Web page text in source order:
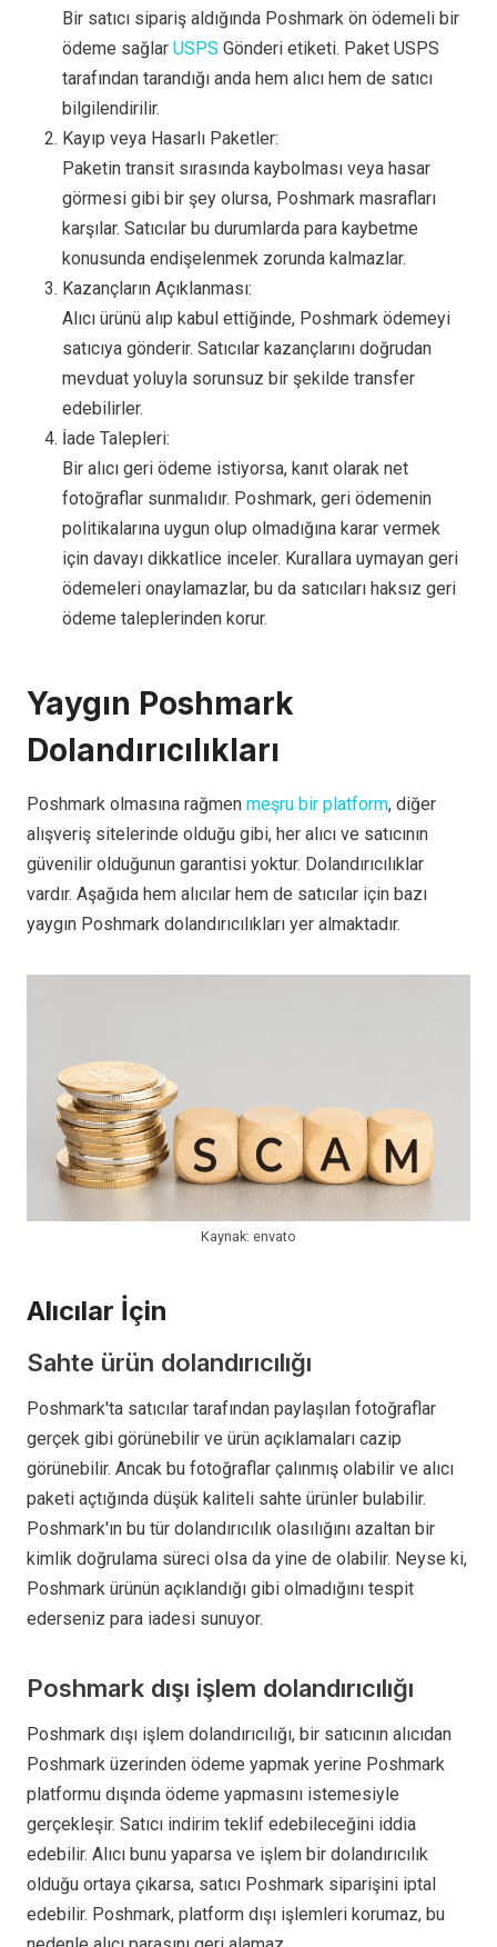
Bir satıcı sipariş aldığında Poshmark ön ödemeli bir
ödeme sağlar USPS Gönderi etiketi. Paket USPS
tarafından tarandığı anda hem alıcı hem de satıcı
bilgilendirilir.
Kayıp veya Hasarlı Paketler:
Paketin transit sırasında kaybolması veya hasar
görmesi gibi bir şey olursa, Poshmark masrafları
karşılar. Satıcılar bu durumlarda para kaybetme
konusunda endişelenmek zorunda kalmazlar.
Kazançların Açıklanması:
Alıcı ürünü alıp kabul ettiğinde, Poshmark ödemeyi
satıcıya gönderir. Satıcılar kazançlarını doğrudan
mevduat yoluyla sorunsuz bir şekilde transfer
edebilirler.
İade Talepleri:
Bir alıcı geri ödeme istiyorsa, kanıt olarak net
fotoğraflar sunmalıdır. Poshmark, geri ödemenin
politikalarına uygun olup olmadığına karar vermek
için davayı dikkatlice inceler. Kurallara uymayan geri
ödemeleri onaylamazlar, bu da satıcıları haksız geri
ödeme taleplerinden korur.
Yaygın Poshmark
Dolandırıcılıkları
Poshmark olmasına rağmen meşru bir platform, diğer
alışveriş sitelerinde olduğu gibi, her alıcı ve satıcının
güvenilir olduğunun garantisi yoktur. Dolandırıcılıklar
vardır. Aşağıda hem alıcılar hem de satıcılar için bazı
yaygın Poshmark dolandırıcılıkları yer almaktadır.
Kaynak: envato
Alıcılar İçin
Sahte ürün dolandırıcılığı
Poshmark'ta satıcılar tarafından paylaşılan fotoğraflar
gerçek gibi görünebilir ve ürün açıklamaları cazip
görünebilir. Ancak bu fotoğraflar çalınmış olabilir ve alıcı
paketi açtığında düşük kaliteli sahte ürünler bulabilir.
Poshmark'ın bu tür dolandırıcılık olasılığını azaltan bir
kimlik doğrulama süreci olsa da yine de olabilir. Neyse ki,
Poshmark ürünün açıklandığı gibi olmadığını tespit
ederseniz para iadesi sunuyor.
Poshmark dışı işlem dolandırıcılığı
Poshmark dışı işlem dolandırıcılığı, bir satıcının alıcıdan
Poshmark üzerinden ödeme yapmak yerine Poshmark
platformu dışında ödeme yapmasını istemesiyle
gerçekleşir. Satıcı indirim teklif edebileceğini iddia
edebilir. Alıcı bunu yaparsa ve işlem bir dolandırıcılık
olduğu ortaya çıkarsa, satıcı Poshmark siparişini iptal
edebilir. Poshmark, platform dışı işlemleri korumaz, bu